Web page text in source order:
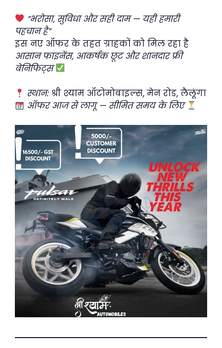
“भरोसा, सुविधा और सही दाम — यही हमारी
पहचान है”
इस नए ऑफर के तहत ग्राहकों को मिल रहा है
आसान फाइनेंस, आकर्षक छूट और शानदार फ्री
बेनिफिट्स
स्थान:श्री श्याम ऑटोमोबाइल्स, मेन रोड, लैलूंगा
ऑफर आज से लागू — सीमित समय के लिए